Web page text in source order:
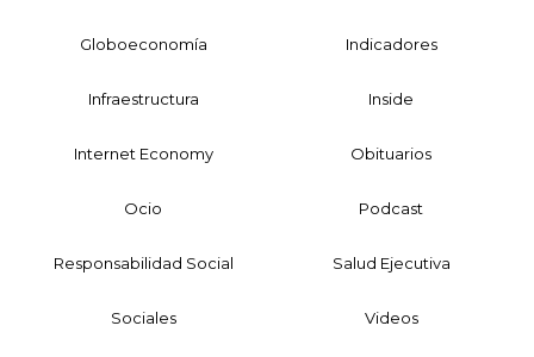
Globoeconomía Indicadores
Infraestructura Inside
Internet Economy Obituarios
Ocio Podcast
Responsabilidad Social Salud Ejecutiva
Sociales Videos